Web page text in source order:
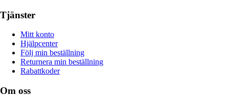
Tjänster
Mitt konto
Hjälpcenter
Följ min beställning
Returnera min beställning
Rabattkoder
Om oss